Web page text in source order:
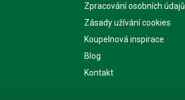
Zpracování osobních údajů
Zásady užívání cookies
Koupelnová inspirace
Blog
Kontakt